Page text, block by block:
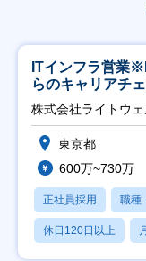
ITインフラ営業
らのキャリアチ
能】
株式会社ライトウ
東京都
600万~730万
正社員採用 職種
休日120日以上